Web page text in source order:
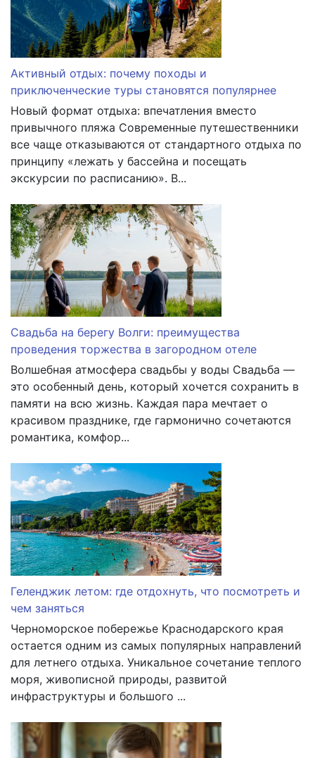
Активный отдых: почему походы и
приключенческие туры становятся популярнее
Новый формат отдыха: впечатления вместо
привычного пляжа Современные путешественники
все чаще отказываются от стандартного отдыха по
принципу «лежать у бассейна и посещать
экскурсии по расписанию». В...
Свадьба на берегу Волги: преимущества
проведения торжества в загородном отеле
Волшебная атмосфера свадьбы у воды Свадьба —
это особенный день, который хочется сохранить в
памяти на всю жизнь. Каждая пара мечтает о
красивом празднике, где гармонично сочетаются
романтика, комфор...
Геленджик летом: где отдохнуть, что посмотреть и
чем заняться
Черноморское побережье Краснодарского края
остается одним из самых популярных направлений
для летнего отдыха. Уникальное сочетание теплого
моря, живописной природы, развитой
инфраструктуры и большого ...